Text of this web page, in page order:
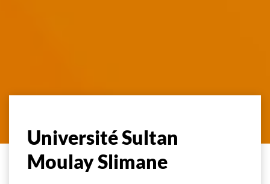
Université Sultan
Moulay Slimane